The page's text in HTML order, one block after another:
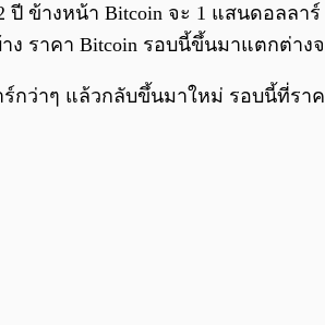
ข้างหน้า Bitcoin จะ 1 แสนดอลลา
ราคา Bitcoin รอบนี้ขึ้นมาแตกต่าง
กว่าๆ แล้วกลับขึ้นมาใหม่ รอบนี้ที่รา